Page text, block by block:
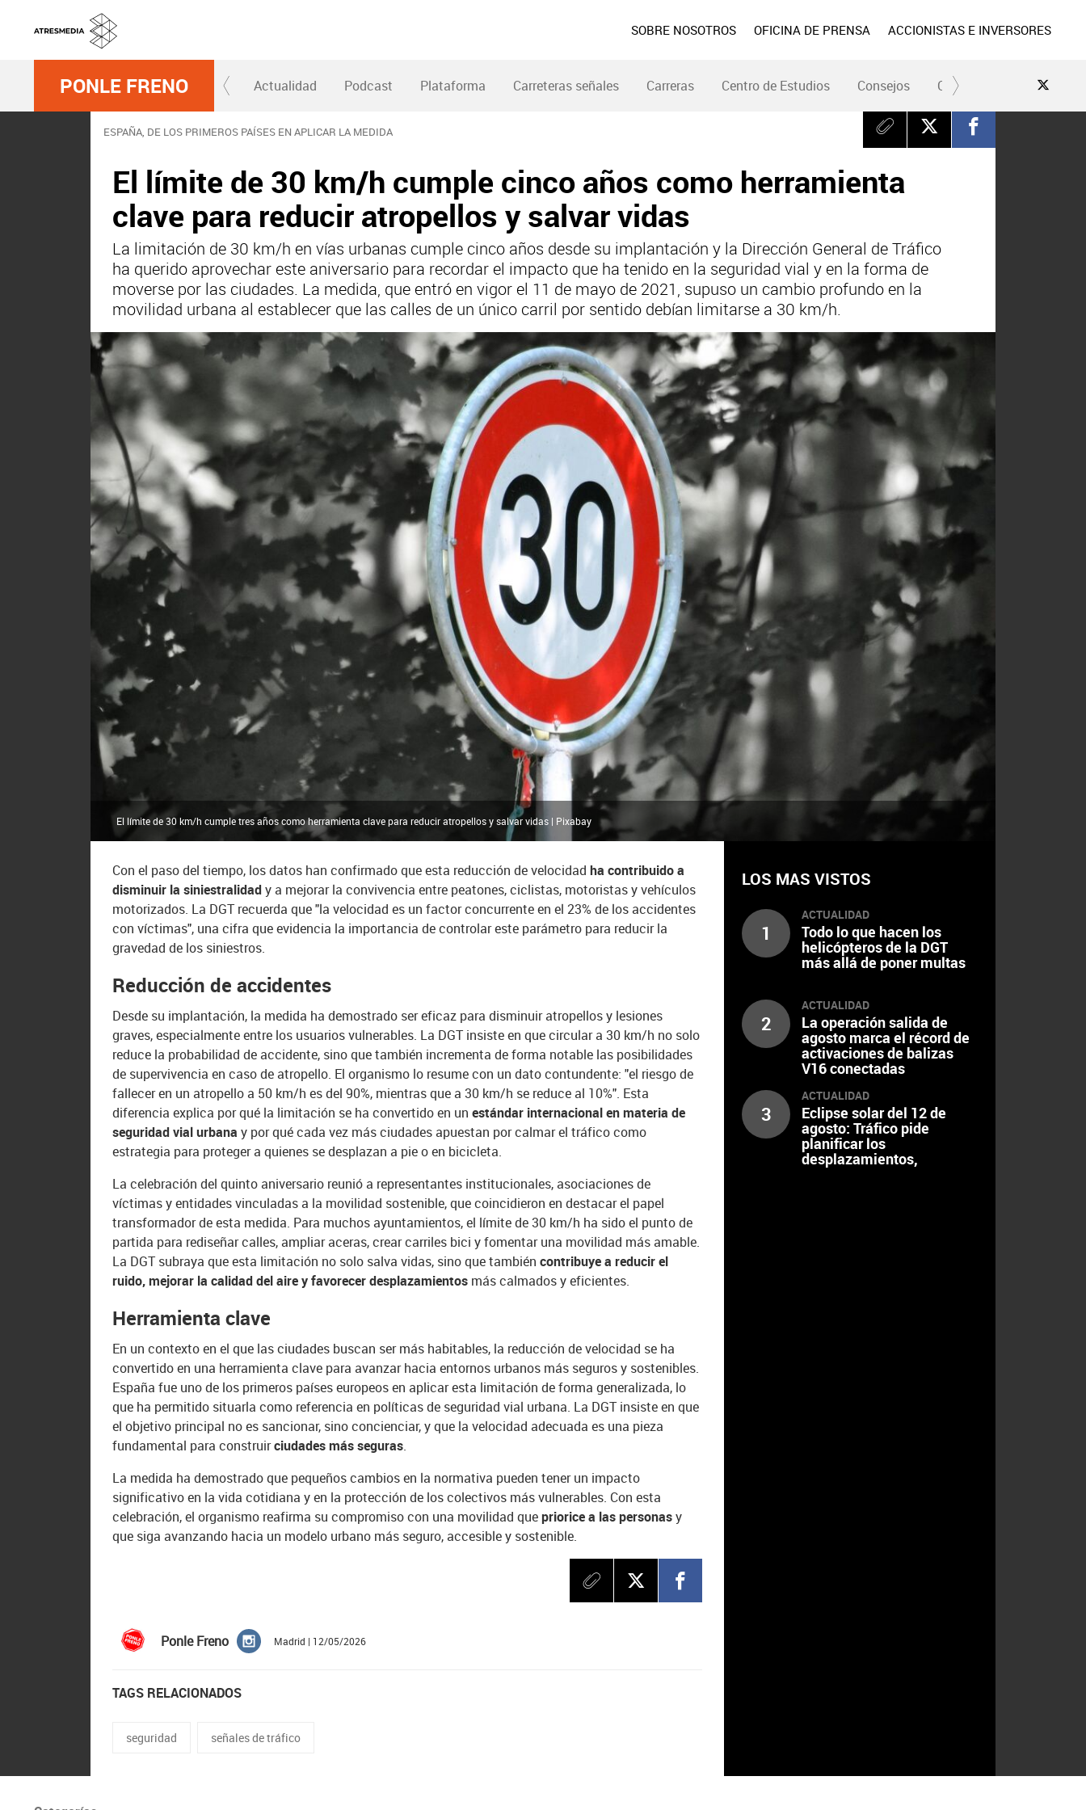
SOBRE NOSOTROS OFICINA DE PRENSA ACCIONISTAS E INVERSORES
PONLE FRENO Actualidad Podcast Plataforma Carreteras señales Carreras Centro de Estudios Consejos Conduce Seguro
ESPAÑA, DE LOS PRIMEROS PAÍSES EN APLICAR LA MEDIDA
El límite de 30 km/h cumple cinco años como herramienta
clave para reducir atropellos y salvar vidas
La limitación de 30 km/h en vías urbanas cumple cinco años desde su implantación y la Dirección General de Tráfico
ha querido aprovechar este aniversario para recordar el impacto que ha tenido en la seguridad vial y en la forma de
moverse por las ciudades. La medida, que entró en vigor el 11 de mayo de 2021, supuso un cambio profundo en la
movilidad urbana al establecer que las calles de un único carril por sentido debían limitarse a 30 km/h.
El límite de 30 km/h cumple tres años como herramienta clave para reducir atropellos y salvar vidas | Pixabay
Con el paso del tiempo, los datos han confirmado que esta reducción de velocidadha contribuido a
disminuir la siniestralidady a mejorar la convivencia entre peatones, ciclistas, motoristas y vehículos
motorizados. La DGT recuerda que "la velocidad es un factor concurrente en el 23% de los accidentes
con víctimas", una cifra que evidencia la importancia de controlar este parámetro para reducir la
gravedad de los siniestros.
Reducción de accidentes
Desde su implantación, la medida ha demostrado ser eficaz para disminuir atropellos y lesiones
graves, especialmente entre los usuarios vulnerables. La DGT insiste en que circular a 30 km/h no solo
reduce la probabilidad de accidente, sino que también incrementa de forma notable las posibilidades
de supervivencia en caso de atropello. El organismo lo resume con un dato contundente: "el riesgo de
fallecer en un atropello a 50 km/h es del 90%, mientras que a 30 km/h se reduce al 10%". Esta
diferencia explica por qué la limitación se ha convertido en unestándar internacional en materia de
seguridad vial urbana y por qué cada vez más ciudades apuestan por calmar el tráfico como
estrategia para proteger a quienes se desplazan a pie o en bicicleta.
La celebración del quinto aniversario reunió a representantes institucionales, asociaciones de
víctimas y entidades vinculadas a la movilidad sostenible, que coincidieron en destacar el papel
transformador de esta medida. Para muchos ayuntamientos, el límite de 30 km/h ha sido el punto de
partida para rediseñar calles, ampliar aceras, crear carriles bici y fomentar una movilidad más amable.
La DGT subraya que esta limitación no solo salva vidas, sino que también contribuye a reducir el
ruido, mejorar la calidad del aire y favorecer desplazamientos más calmados y eficientes.
Herramienta clave
En un contexto en el que las ciudades buscan ser más habitables, la reducción de velocidad se ha
convertido en una herramienta clave para avanzar hacia entornos urbanos más seguros y sostenibles.
España fue uno de los primeros países europeos en aplicar esta limitación de forma generalizada, lo
que ha permitido situarla como referencia en políticas de seguridad vial urbana. La DGT insiste en que
el objetivo principal no es sancionar, sino concienciar, y que la velocidad adecuada es una pieza
fundamental para construirciudades más seguras.
La medida ha demostrado que pequeños cambios en la normativa pueden tener un impacto
significativo en la vida cotidiana y en la protección de los colectivos más vulnerables. Con esta
celebración, el organismo reafirma su compromiso con una movilidad quepriorice a las personasy
que siga avanzando hacia un modelo urbano más seguro, accesible y sostenible.
Ponle Freno Madrid | 12/05/2026
TAGS RELACIONADOS
seguridad señales de tráfico
LOS MAS VISTOS
1
ACTUALIDAD
Todo lo que hacen los
helicópteros de la DGT
más allá de poner multas
2
ACTUALIDAD
La operación salida de
agosto marca el récord de
activaciones de balizas
V16 conectadas
3
ACTUALIDAD
Eclipse solar del 12 de
agosto: Tráfico pide
planificar los
desplazamientos,
escalonar el regreso y